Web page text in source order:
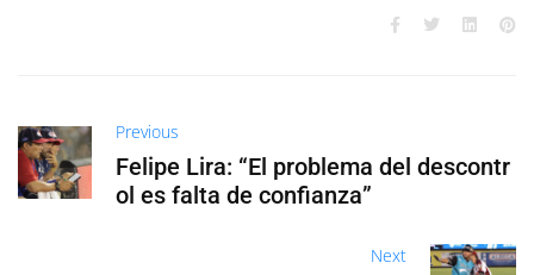
Previous
Felipe Lira: “El problema del descontr
ol es falta de confianza”
Next